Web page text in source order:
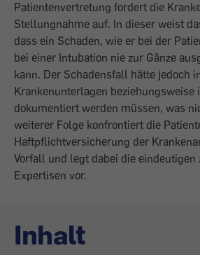
Patientenvertretung fordert die
Stellungnahme auf. In dieser weist
dass ein Schaden, wie er bei der
bei einer Intubation nie zur Gänze
kann. Der Schadensfall hätte jedoch
Krankenunterlagen
dokumentiert werden müssen, was
weiterer Folge konfrontiert die
Haftpflichtversicherung der
Vorfall und legt dabei die eindeutigen
Expertisen vor.
Inhalt